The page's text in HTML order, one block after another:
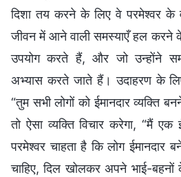
दिशा तय करने के लिए वे परमेश्वर
जीवन में आने वाली समस्याएँ हल करने
उपयोग करते हैं, और जो उन्होंने
अभ्यास करते जाते हैं। उदाहरण के
“तुम सभी लोगों को ईमानदार व्यक्ति
तो ऐसा व्यक्ति विचार करेगा, “मैं एक
परमेश्वर चाहता है कि लोग ईमानदार
चाहिए, दिल खोलकर अपने भाई-बहनों